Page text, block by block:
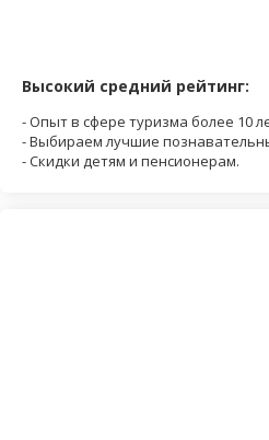
Высокий средний рейтинг:
- Опыт в сфере туризма более 10
- Выбираем лучшие
- Скидки детям и пенсионерам.